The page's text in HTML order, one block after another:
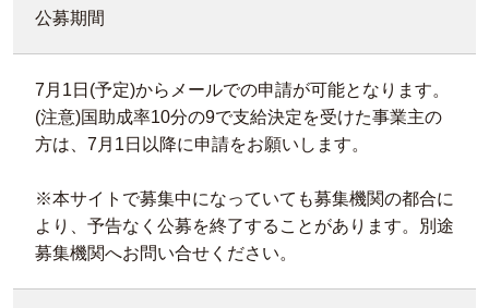
公募期間
7月1日(予定)からメールでの申請が可能となります。
(注意)国助成率10分の9で支給決定を受けた事業主の
方は、7月1日以降に申請をお願いします。
※本サイトで募集中になっていても募集機関の都合に
より、予告なく公募を終了することがあります。別途
募集機関へお問い合せください。